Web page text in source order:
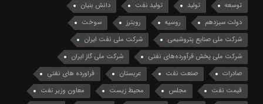
توسعه
تولید تولید نفت
دانش بنیان
دولت سیزدهم
روسیه رویترز
سوخت
شرکت ملی صنایع پتروشیمی
شرکت ملی نفت ایران
شرکت ملی پخش فرآورده‌های نفتی
شرکت ملی گاز ایران
صادرات
صنعت نفت عربستان
فراورده های نفتی
قیمت نفت
مجلس محیط زیست
معاون وزیر نفت